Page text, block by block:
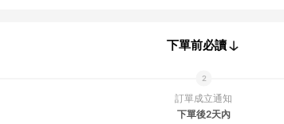
下單前必讀
訂單成立通知
下單後2天內